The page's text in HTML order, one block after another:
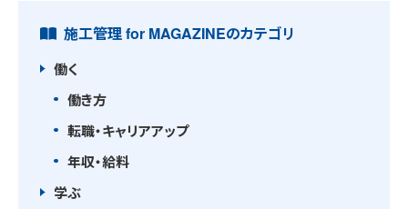
施工管理 for MAGAZINEのカテゴリ
働く
働き方
転職・キャリアアップ
年収・給料
学ぶ